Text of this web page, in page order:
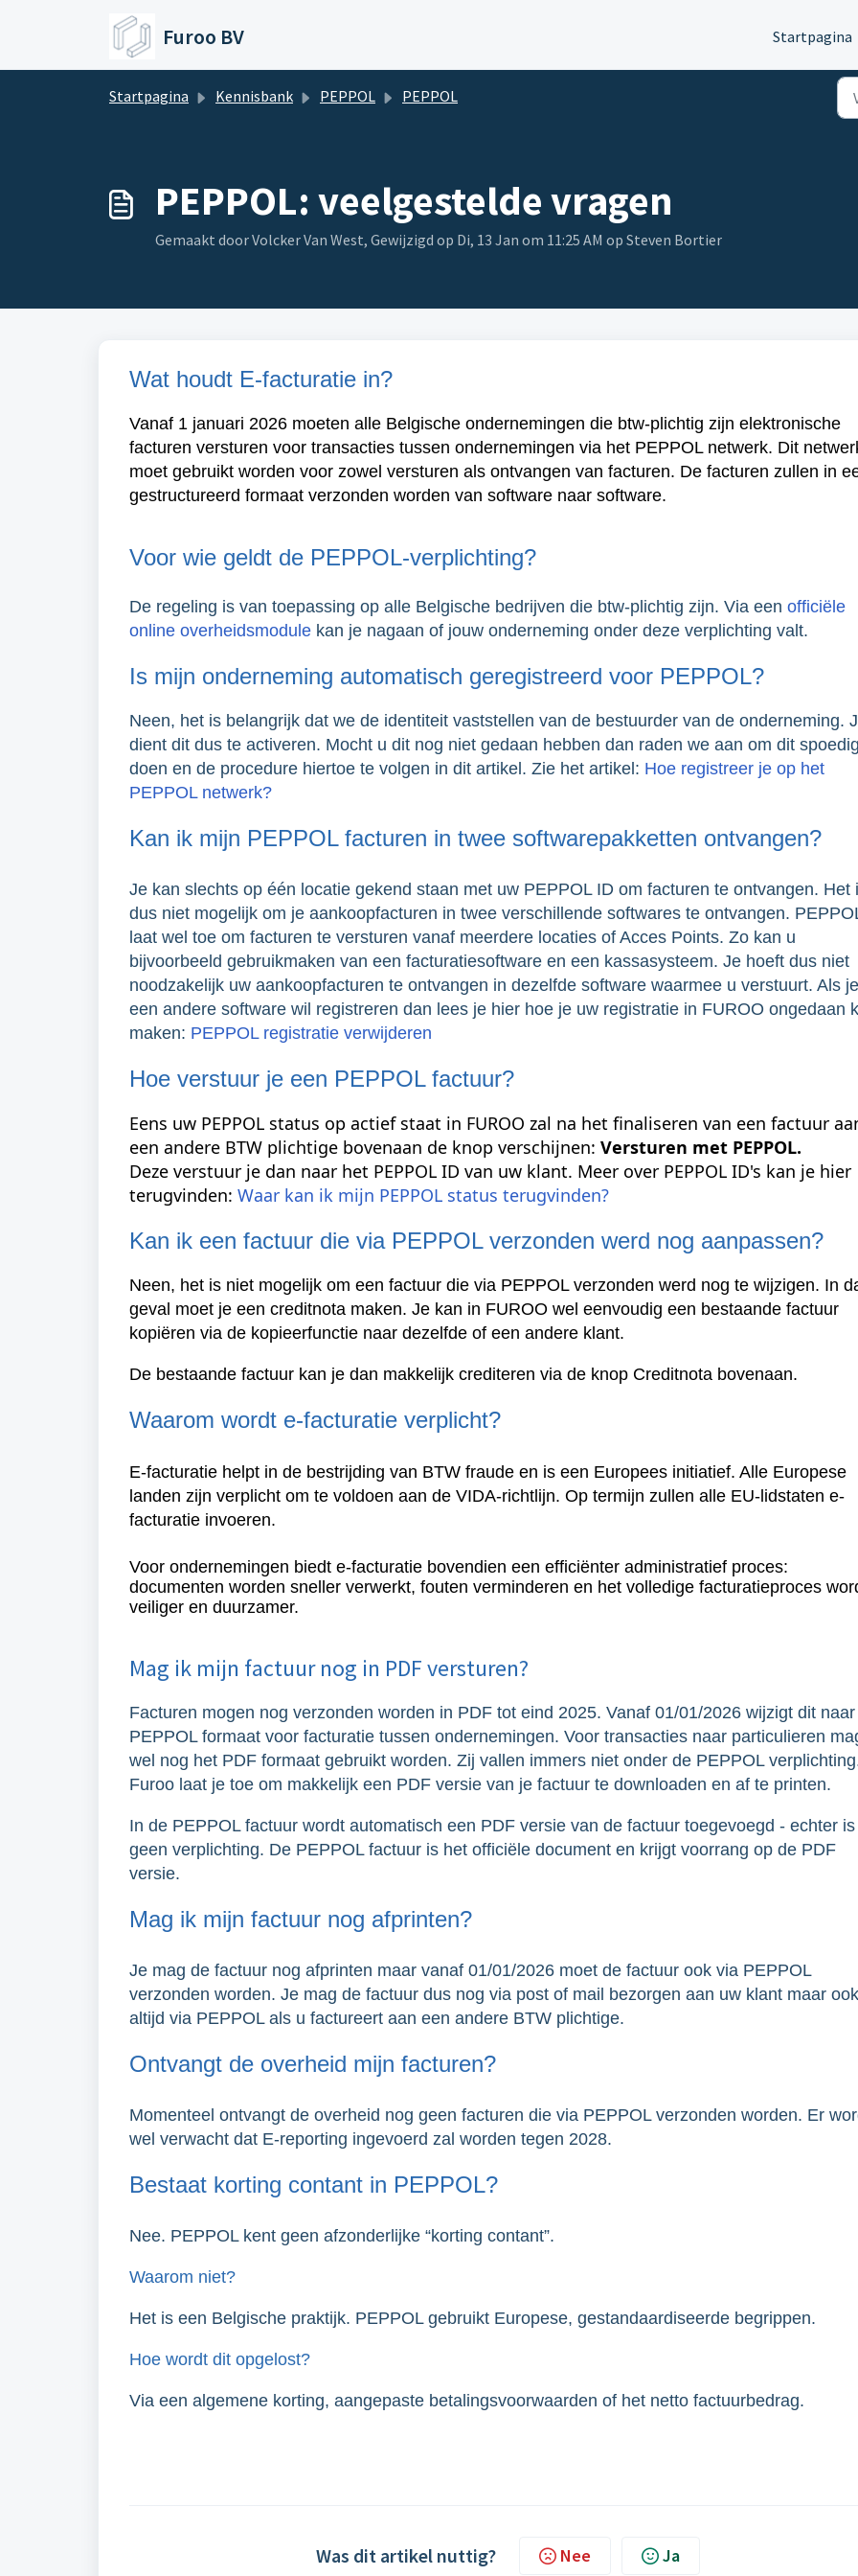
Furoo BV Startpagina
Startpagina Kennisbank PEPPOL PEPPOL
PEPPOL: veelgestelde vragen
Gemaakt door Volcker Van West, Gewijzigd op Di, 13 Jan om 11:25 AM op Steven Bortier
Wat houdt E-facturatie in?
Vanaf 1 januari 2026 moeten alle Belgische ondernemingen die btw-plichtig zijn elektronische
facturen versturen voor transacties tussen ondernemingen via het PEPPOL netwerk. Dit
moet gebruikt worden voor zowel versturen als ontvangen van facturen. De facturen zullen in
gestructureerd formaat verzonden worden van software naar software.
Voor wie geldt de PEPPOL-verplichting?
De regeling is van toepassing op alle Belgische bedrijven die btw-plichtig zijn. Via een officiële
online overheidsmodule kan je nagaan of jouw onderneming onder deze verplichting valt.
Is mijn onderneming automatisch geregistreerd voor PEPPOL?
Neen, het is belangrijk dat we de identiteit vaststellen van de bestuurder van de onderneming.
dient dit dus te activeren. Mocht u dit nog niet gedaan hebben dan raden we aan om dit
doen en de procedure hiertoe te volgen in dit artikel. Zie het artikel: Hoe registreer je op het
PEPPOL netwerk?
Kan ik mijn PEPPOL facturen in twee softwarepakketten ontvangen?
Je kan slechts op één locatie gekend staan met uw PEPPOL ID om facturen te ontvangen. Het
dus niet mogelijk om je aankoopfacturen in twee verschillende softwares te ontvangen.
laat wel toe om facturen te versturen vanaf meerdere locaties of Acces Points. Zo kan u
bijvoorbeeld gebruikmaken van een facturatiesoftware en een kassasysteem. Je hoeft dus niet
noodzakelijk uw aankoopfacturen te ontvangen in dezelfde software waarmee u verstuurt. Als
een andere software wil registreren dan lees je hier hoe je uw registratie in FUROO ongedaan
maken: PEPPOL registratie verwijderen
Hoe verstuur je een PEPPOL factuur?
Eens uw PEPPOL status op actief staat in FUROO zal na het finaliseren van een factuur
een andere BTW plichtige bovenaan de knop verschijnen: Versturen met PEPPOL.
Deze verstuur je dan naar het PEPPOL ID van uw klant. Meer over PEPPOL ID's kan je hier
terugvinden: Waar kan ik mijn PEPPOL status terugvinden?
Kan ik een factuur die via PEPPOL verzonden werd nog aanpassen?
Neen, het is niet mogelijk om een factuur die via PEPPOL verzonden werd nog te wijzigen. In
geval moet je een creditnota maken. Je kan in FUROO wel eenvoudig een bestaande factuur
kopiëren via de kopieerfunctie naar dezelfde of een andere klant.
De bestaande factuur kan je dan makkelijk crediteren via de knop Creditnota bovenaan.
Waarom wordt e-facturatie verplicht?
E-facturatie helpt in de bestrijding van BTW fraude en is een Europees initiatief. Alle Europese
landen zijn verplicht om te voldoen aan de VIDA-richtlijn. Op termijn zullen alle EU-lidstaten e-
facturatie invoeren.
Voor ondernemingen biedt e-facturatie bovendien een efficiënter administratief proces:
documenten worden sneller verwerkt, fouten verminderen en het volledige facturatieproces
veiliger en duurzamer.
Mag ik mijn factuur nog in PDF versturen?
Facturen mogen nog verzonden worden in PDF tot eind 2025. Vanaf 01/01/2026 wijzigt dit
PEPPOL formaat voor facturatie tussen ondernemingen. Voor transacties naar particulieren
wel nog het PDF formaat gebruikt worden. Zij vallen immers niet onder de PEPPOL
Furoo laat je toe om makkelijk een PDF versie van je factuur te downloaden en af te printen.
In de PEPPOL factuur wordt automatisch een PDF versie van de factuur toegevoegd - echter
geen verplichting. De PEPPOL factuur is het officiële document en krijgt voorrang op de PDF
versie.
Mag ik mijn factuur nog afprinten?
Je mag de factuur nog afprinten maar vanaf 01/01/2026 moet de factuur ook via PEPPOL
verzonden worden. Je mag de factuur dus nog via post of mail bezorgen aan uw klant maar ook
altijd via PEPPOL als u factureert aan een andere BTW plichtige.
Ontvangt de overheid mijn facturen?
Momenteel ontvangt de overheid nog geen facturen die via PEPPOL verzonden worden. Er
wel verwacht dat E-reporting ingevoerd zal worden tegen 2028.
Bestaat korting contant in PEPPOL?
Nee. PEPPOL kent geen afzonderlijke “korting contant”.
Waarom niet?
Het is een Belgische praktijk. PEPPOL gebruikt Europese, gestandaardiseerde begrippen.
Hoe wordt dit opgelost?
Via een algemene korting, aangepaste betalingsvoorwaarden of het netto factuurbedrag.
Was dit artikel nuttig? Nee Ja